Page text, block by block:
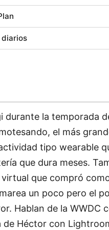
durante la temporada
el más
tipo wearable
que dura meses.
que compró
un poco pero el
Hablan de la WWDC
Héctor con